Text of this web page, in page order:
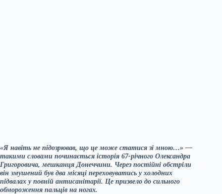
«Я навіть не підозрював, що це може статися зі мною…» —
такими словами починається історія 67-річного Олександра
Григоровича, мешканця Донеччини. Через постійні обстріли
він змушений був два місяці переховуватись у холодних
підвалах у повній антисанітарії. Це призвело до сильного
обмороження пальців на ногах.